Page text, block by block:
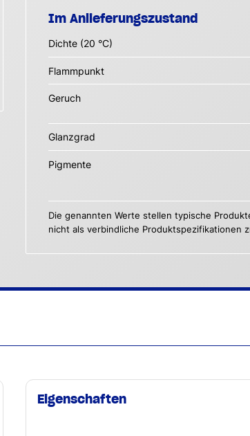
Im Anlieferungszustand
Dichte (20 °C)
Flammpunkt
Geruch
Glanzgrad
Pigmente
Die genannten Werte stellen typische
nicht als verbindliche Produktspezifikationen
Eigenschaften